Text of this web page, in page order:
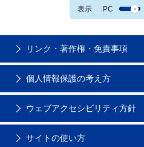
表示 PC
リンク・著作権・免責事項
個人情報保護の考え方
ウェブアクセシビリティ方針
サイトの使い方